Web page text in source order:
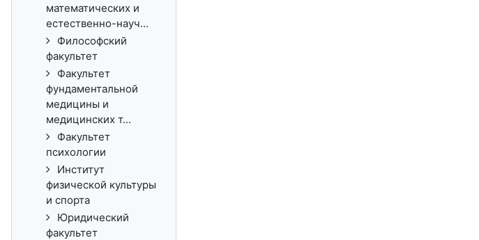
математических и
естественно-науч...
Философский
факультет
Факультет
фундаментальной
медицины и
медицинских т...
Факультет
психологии
Институт
физической культуры
и спорта
Юридический
факультет